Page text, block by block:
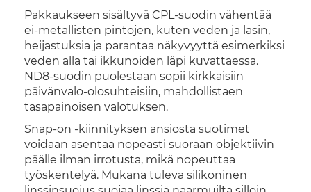
Pakkaukseen sisältyvä CPL-suodin vähentää
ei-metallisten pintojen, kuten veden ja lasin,
heijastuksia ja parantaa näkyvyyttä esimerkiksi
veden alla tai ikkunoiden läpi kuvattaessa.
ND8-suodin puolestaan sopii kirkkaisiin
päivänvalo-olosuhteisiin, mahdollistaen
tasapainoisen valotuksen.
Snap-on -kiinnityksen ansiosta suotimet
voidaan asentaa nopeasti suoraan objektiivin
päälle ilman irrotusta, mikä nopeuttaa
työskentelyä. Mukana tuleva silikoninen